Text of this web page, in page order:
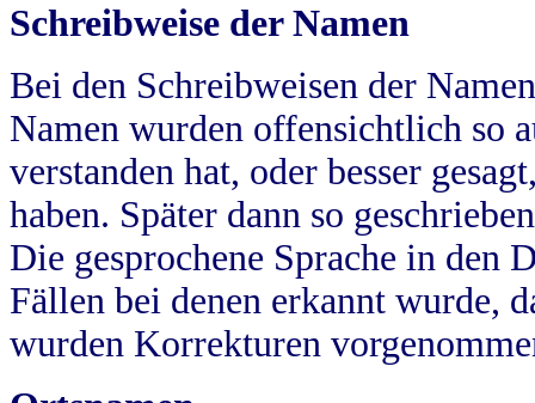
Schreibweise der Namen
Bei den Schreibweisen der
Namen wurden offensichtlich so
verstanden hat, oder besser
haben. Später dann so
Die gesprochene Sprache in
Fällen bei denen erkannt wurde,
wurden Korrekturen